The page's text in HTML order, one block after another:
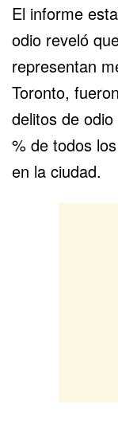
El informe
odio reveló
representan
Toronto,
delitos de
% de todos
en la ciudad.